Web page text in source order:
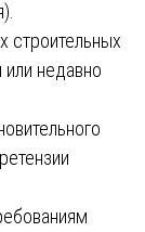
строительных
недавно